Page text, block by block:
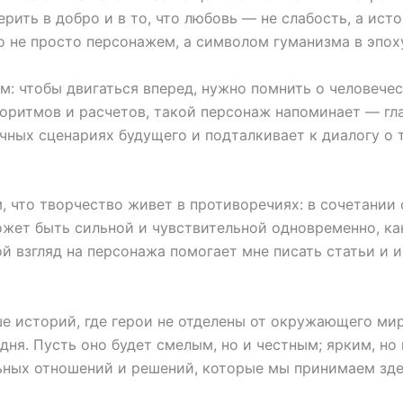
в добро и в то, что любовь — не слабость, а
просто персонажем, а символом гуманизма в
чтобы двигаться вперед, нужно помнить о
и расчетов, такой персонаж напоминает —
сценариях будущего и подталкивает к диалогу
творчество живет в противоречиях: в
быть сильной и чувствительной одновременно,
на персонажа помогает мне писать статьи и
где герои не отделены от окружающего
Пусть оно будет смелым, но и честным; ярким,
отношений и решений, которые мы принимаем